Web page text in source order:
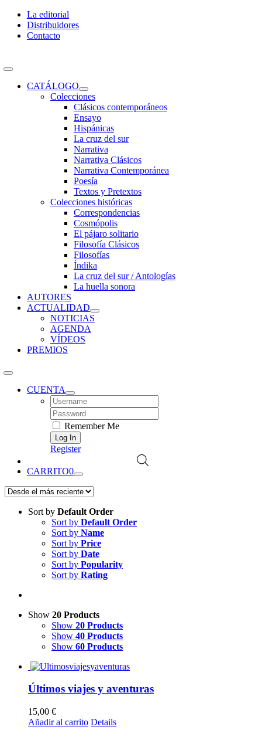
Skip
content
La editorial
Distribuidores
Contacto
Toggle
NavigationCATÁLOGO
Colecciones
Clásicos contemporáneos
Ensayo
Hispánicas
La cruz del sur
Narrativa
Narrativa Clásicos
Narrativa Contemporánea
Poesía
Textos y Pretextos
Colecciones históricas
Correspondencias
Cosmópolis
El pájaro solitario
Filosofía Clásicos
Filosofías
Índika
La cruz del sur / Antologías
La huella sonora
AUTORES
ACTUALIDAD
NOTICIAS
AGENDA
VÍDEOS
PREMIOS
CUENTA
Username:
Password:
Remember Me
Register
CARRITO0
Sort by Default Order
Sort by Default Order
Sort by Name
Sort by Price
Sort by Date
Sort by Popularity
Sort by Rating
Show 20 Products
Show 20 Products
Show 40 Products
Show 60 Products
Últimos viajes y aventuras
15,00 €
Añadir al carrito Details